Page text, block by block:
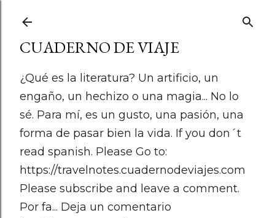
CUADERNO DE VIAJE
¿Qué es la literatura? Un artificio, un
engaño, un hechizo o una magia... No lo
sé. Para mí, es un gusto, una pasión, una
forma de pasar bien la vida. If you don´t
read spanish. Please Go to:
https://travelnotes.cuadernodeviajes.com
Please subscribe and leave a comment.
Por fa... Deja un comentario